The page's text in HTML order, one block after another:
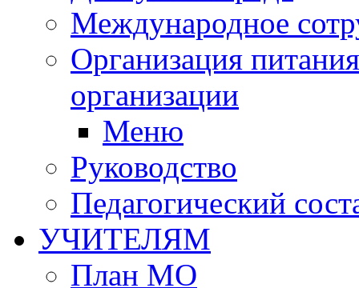
Международное
Организация
организации
Меню
Руководство
Педагогический
УЧИТЕЛЯМ
План МО